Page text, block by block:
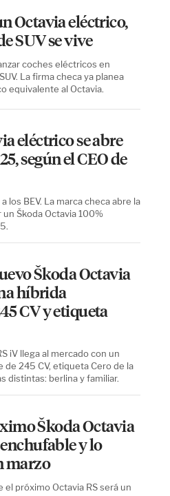
Octavia eléctrico,
SUV se vive
coches eléctricos en
La firma checa ya planea
equivalente al Octavia.
eléctrico se abre
según el CEO de
los BEV. La marca checa abre la
Škoda Octavia 100%
Škoda Octavia
híbrida
CV y etiqueta
iV llega al mercado con un
245 CV, etiqueta Cero de la
distintas: berlina y familiar.
Škoda Octavia
y lo
marzo
el próximo Octavia RS será un